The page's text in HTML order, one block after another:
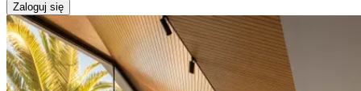
Zaloguj się